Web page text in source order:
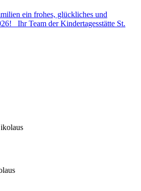
ein frohes, glückliches und
Ihr Team der Kindertagesstätte St.